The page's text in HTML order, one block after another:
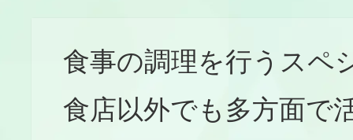
食事の調理を行うスペ
食店以外でも多方面で